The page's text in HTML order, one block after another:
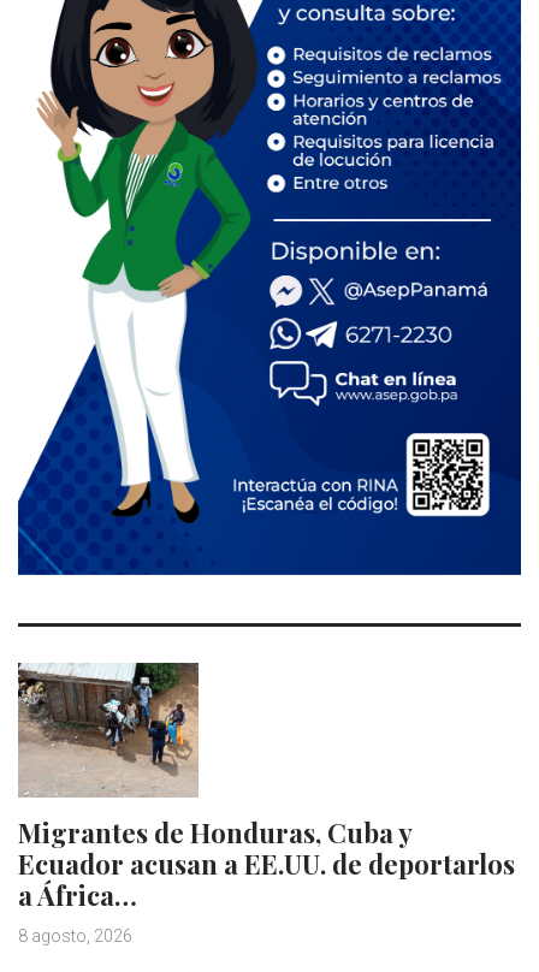
Migrantes de Honduras, Cuba y
Ecuador acusan a EE.UU. de deportarlos
a África…
8 agosto, 2026